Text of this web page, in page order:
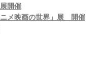
開催
メ映画の世界」展 開催